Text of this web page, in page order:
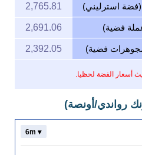
أسعار الفضة لحظيا.
2,765.81
2,691.06
2,392.05
رواندي/أونصة)
6m ▾